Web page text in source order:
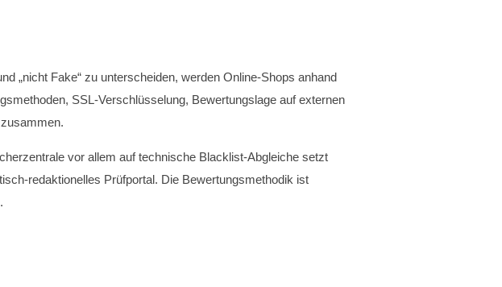
„nicht Fake“ zu unterscheiden, werden Online-Shops anhand
SSL-Verschlüsselung, Bewertungslage auf externen
vor allem auf technische Blacklist-Abgleiche setzt
redaktionelles Prüfportal. Die Bewertungsmethodik ist